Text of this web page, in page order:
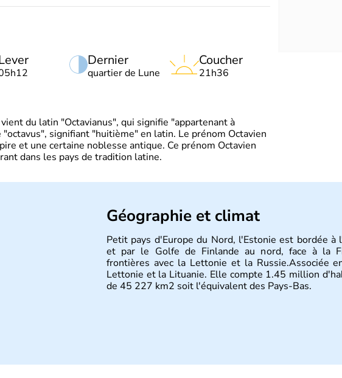
Dernier
quartier de Lune
Coucher
21h36
du latin "Octavianus", qui signifie "appartenant à
signifiant "huitième" en latin. Le prénom Octavien
et une certaine noblesse antique. Ce prénom Octavien
dans les pays de tradition latine.
Géographie et climat
Petit pays d'Europe du Nord, l'Estonie est bordée
et par le Golfe de Finlande au nord, face à la
frontières avec la Lettonie et la Russie.Associée
Lettonie et la Lituanie. Elle compte 1.45 million
de 45 227 km2 soit l'équivalent des Pays-Bas.